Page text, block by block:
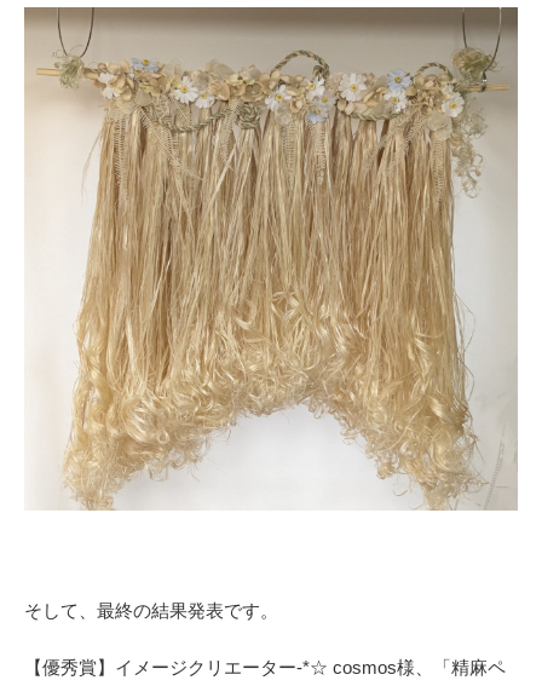
そして、最終の結果発表です。
【優秀賞】イメージクリエーター-*☆ cosmos様、「精麻ペ